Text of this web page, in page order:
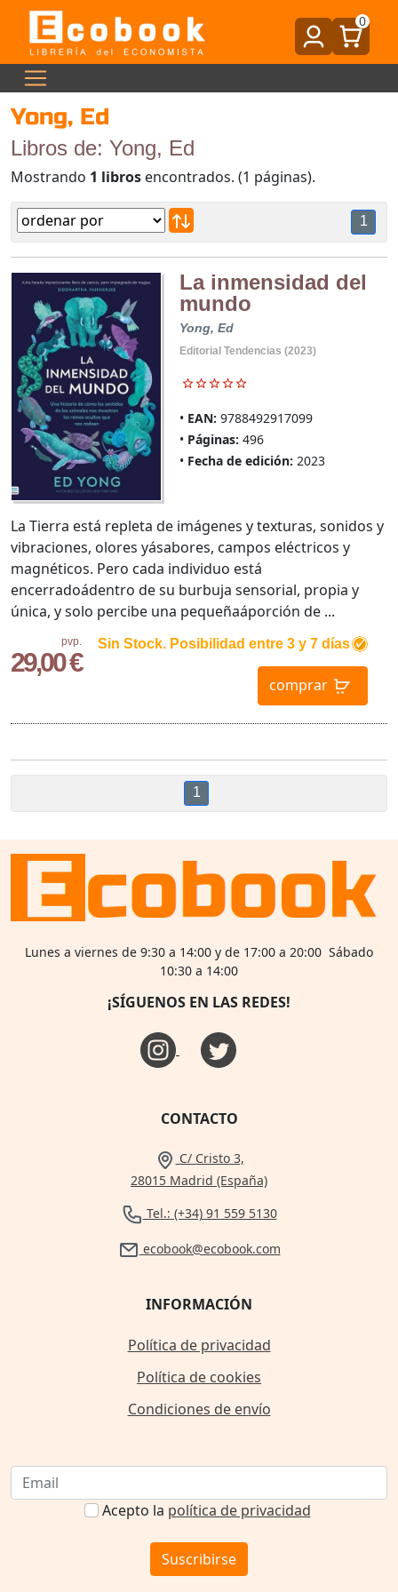
0
Yong, Ed
Libros de: Yong, Ed
Mostrando 1 libros encontrados. (1 páginas).
1
La inmensidad del
mundo
Yong, Ed
Editorial Tendencias (2023)
EAN: 9788492917099
Páginas: 496
Fecha de edición: 2023
pvp.
29,00 €
Sin Stock. Posibilidad entre 3 y 7 días
comprar
La Tierra está repleta de imágenes y texturas, sonidos y
vibraciones, olores yásabores, campos eléctricos y
magnéticos. Pero cada individuo está
encerradoádentro de su burbuja sensorial, propia y
única, y solo percibe una pequeñaáporción de ...
1
Lunes a viernes de 9:30 a 14:00 y de 17:00 a 20:00 Sábado
10:30 a 14:00
¡SÍGUENOS EN LAS REDES!
CONTACTO
C/ Cristo 3,
28015 Madrid (España)
Tel.: (+34) 91 559 5130
ecobook@ecobook.com
INFORMACIÓN
Política de privacidad
Política de cookies
Condiciones de envío
Acepto la política de privacidad
Suscribirse